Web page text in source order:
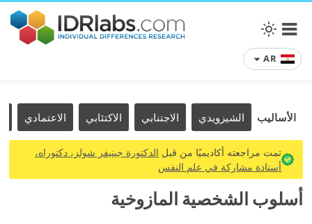
AR
الأساليب الشيزويدي الاجتنابي الاكتئابي الاعتمادي
تمت مراجعته أكاديميًا من قبل الدكتورة جينيفر شولز، دكتوراه،
أستاذة مشاركة في علم النفس
أسلوب الشخصية المازوخية